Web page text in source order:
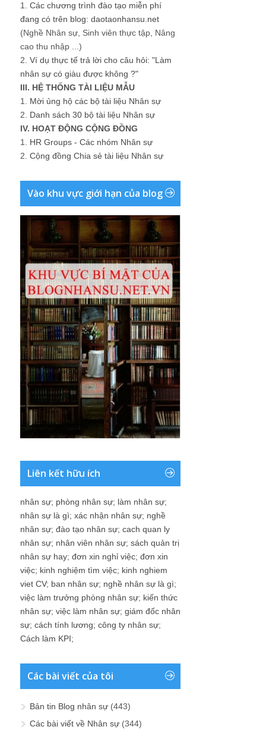
1. Các chương trình đào tạo miễn phí
đang có trên blog: daotaonhansu.net
(Nghề Nhân sự, Sinh viên thực tập, Nâng
cao thu nhập ...)
2. Ví dụ thực tế trả lời cho câu hỏi: "Làm
nhân sự có giàu được không ?"
III. HỆ THỐNG TÀI LIỆU MẪU
1. Mời ủng hộ các bộ tài liệu Nhân sự
2. Danh sách 30 bộ tài liệu Nhân sự
IV. HOẠT ĐỘNG CỘNG ĐỒNG
1. HR Groups - Các nhóm Nhân sự
2. Cộng đồng Chia sẻ tài liệu Nhân sự
Vào khu vực giới hạn của blog
Liên kết hữu ích
nhân sự; phòng nhân sự; làm nhân sự;
nhân sự là gì; xác nhận nhân sự; nghề
nhân sự; đào tạo nhân sự; cach quan ly
nhân sự; nhân viên nhân sự; sách quản trị
nhân sự hay; đơn xin nghỉ việc; đơn xin
việc; kinh nghiệm tìm việc; kinh nghiem
viet CV; ban nhân sự; nghề nhân sự là gì;
việc làm trưởng phòng nhân sự; kiến thức
nhân sự; việc làm nhân sự; giám đốc nhân
sự; cách tính lương; công ty nhân sự;
Cách làm KPI;
Các bài viết của tôi
Bản tin Blog nhân sự (443)
Các bài viết về Nhân sự (344)